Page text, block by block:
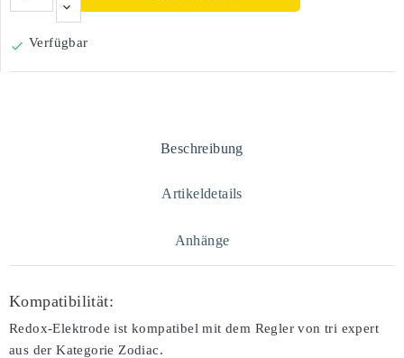
 Verfügbar
Beschreibung
Artikeldetails
Anhänge
Kompatibilität:
Redox-Elektrode ist kompatibel mit dem Regler von tri expert
aus der Kategorie Zodiac.